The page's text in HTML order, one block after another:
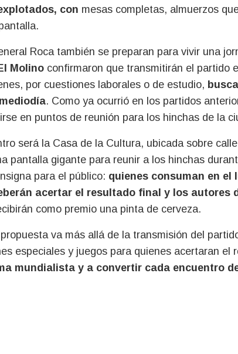
con mesas completas, almuerzos
Roca también se preparan para vivir una
Molino confirmaron que transmitirán el partido
por cuestiones laborales o de estudio,
. Como ya ocurrió en los partidos
en puntos de reunión para los hinchas de la
será la Casa de la Cultura, ubicada sobre
pantalla gigante para reunir a los hinchas
para el público: quienes consuman en el
acertar el resultado final y los autores
como premio una pinta de cerveza.
va más allá de la transmisión del
especiales y juegos para quienes acertaran el
mundialista y a convertir cada encuentro